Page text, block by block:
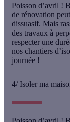
Poisson d’avril !
de rénovation
dissuasif. Mais
des travaux à
respecter une
nos chantiers
journée !
4/ Isoler ma